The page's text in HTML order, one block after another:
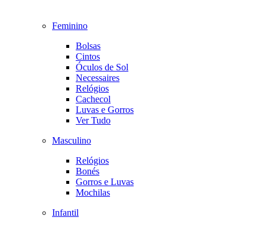
Feminino
Bolsas
Cintos
Óculos de Sol
Necessaires
Relógios
Cachecol
Luvas e Gorros
Ver Tudo
Masculino
Relógios
Bonés
Gorros e Luvas
Mochilas
Infantil